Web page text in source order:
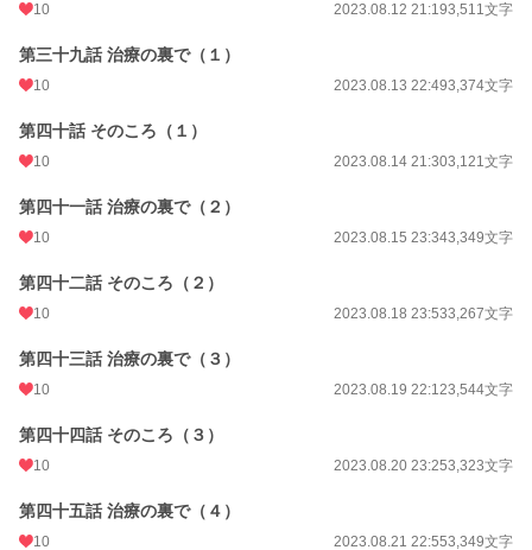
10 2023.08.12 21:193,511文字
第三十九話 治療の裏で（１）
10 2023.08.13 22:493,374文字
第四十話 そのころ（１）
10 2023.08.14 21:303,121文字
第四十一話 治療の裏で（２）
10 2023.08.15 23:343,349文字
第四十二話 そのころ（２）
10 2023.08.18 23:533,267文字
第四十三話 治療の裏で（３）
10 2023.08.19 22:123,544文字
第四十四話 そのころ（３）
10 2023.08.20 23:253,323文字
第四十五話 治療の裏で（４）
10 2023.08.21 22:553,349文字